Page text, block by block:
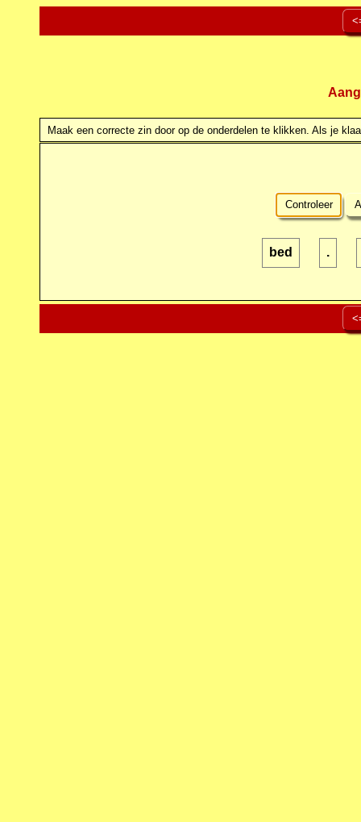
Maak een correcte zin door op de onderdelen te klikken. Als je
Controleer
bed .